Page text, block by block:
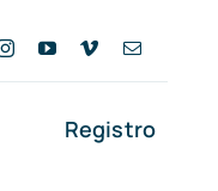
Registro